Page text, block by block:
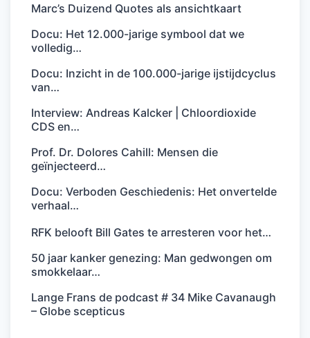
Marc’s Duizend Quotes als ansichtkaart
Docu: Het 12.000-jarige symbool dat we
volledig…
Docu: Inzicht in de 100.000-jarige ijstijdcyclus
van…
Interview: Andreas Kalcker | Chloordioxide
CDS en…
Prof. Dr. Dolores Cahill: Mensen die
geïnjecteerd…
Docu: Verboden Geschiedenis: Het onvertelde
verhaal…
RFK belooft Bill Gates te arresteren voor het…
50 jaar kanker genezing: Man gedwongen om
smokkelaar…
Lange Frans de podcast # 34 Mike Cavanaugh
– Globe scepticus